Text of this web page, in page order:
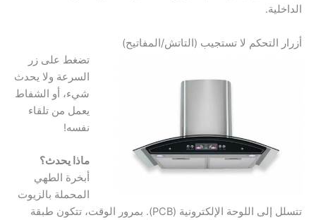
الداخلية.
أزرار التحكم لا تستجيب (التاتش/المفاتيح)
تضغط على زر
السرعة ولا يحدث
شيء، أو الشفاط
يعمل من تلقاء
نفسه!
ماذا يحدث؟
أبخرة الطهي
المحملة بالزيوت
تتسلل إلى اللوحة الإلكترونية (PCB). بمرور الوقت، تتكون طبقة